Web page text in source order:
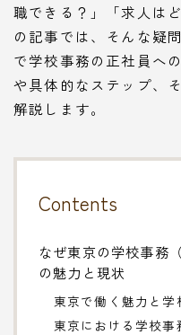
職できる？」「求人は
の記事では、そんな疑
で学校事務の正社員へ
や具体的なステップ、
解説します。
Contents
なぜ東京の学校事務
の魅力と現状
東京で働く魅力と学
東京における学校